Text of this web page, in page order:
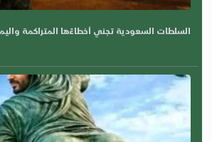
السلطات السعودية تجني أخطاءًها المتراكمة